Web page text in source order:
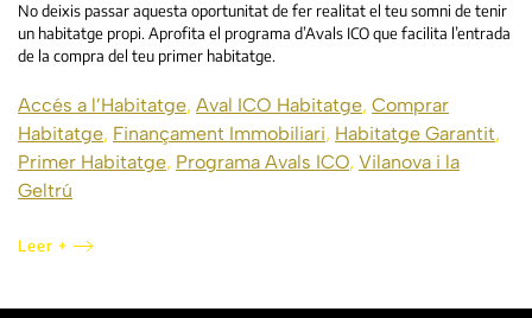
No deixis passar aquesta oportunitat de fer realitat el teu somni de tenir
un habitatge propi. Aprofita el programa d’Avals ICO que facilita l’entrada
de la compra del teu primer habitatge.
Accés a l’Habitatge, Aval ICO Habitatge, Comprar
Habitatge, Finançament Immobiliari, Habitatge Garantit,
Primer Habitatge, Programa Avals ICO, Vilanova i la
Geltrú
Leer +